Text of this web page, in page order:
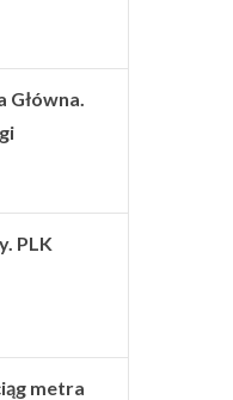
PLK
metra